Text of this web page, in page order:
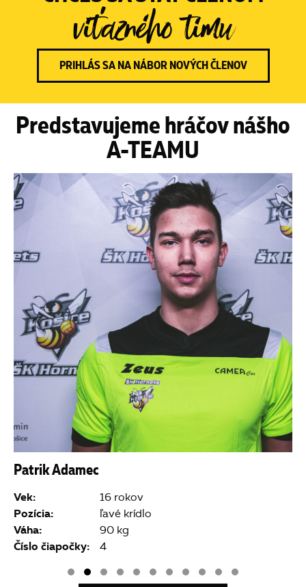
víťazného tímu
PRIHLÁS SA NA NÁBOR NOVÝCH ČLENOV
Predstavujeme hráčov nášho
A-TEAMU
Patrik Adamec
Vek:
16 rokov
Pozícia: ľavé krídlo
Váha: 90 kg
Číslo čiapočky: 4